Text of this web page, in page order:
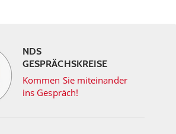
NDS
GESPRÄCHSKREISE
Kommen Sie miteinander
ins Gespräch!